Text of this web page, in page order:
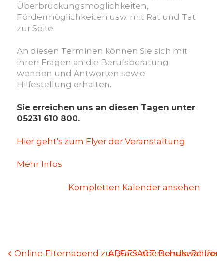
Überbrückungsmöglichkeiten,
Fördermöglichkeiten usw. mit Rat und Tat
zur Seite.
An diesen Terminen können Sie sich mit
ihren Fragen an die Berufsberatung
wenden und Antworten sowie
Hilfestellung erhalten.
Sie erreichen uns an diesen Tagen unter
05231 610 800.
Hier geht's zum Flyer der Veranstaltung.
Mehr Infos
Kompletten Kalender ansehen
Beitragsnavigation
Online-Elternabend zur „Fachoberschule
ABGESAGT: